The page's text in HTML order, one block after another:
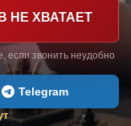
НЕ ХВАТАЕТ
если звонить неудобно
Telegram